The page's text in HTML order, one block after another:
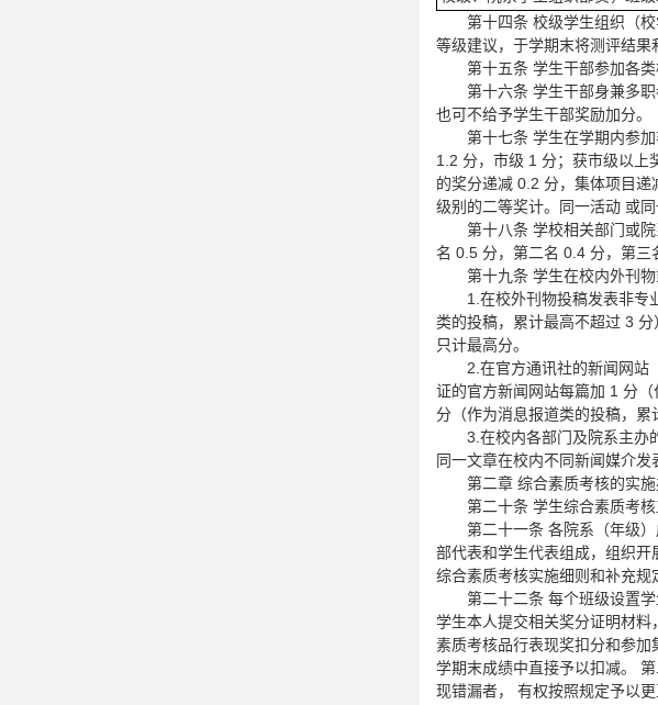
第十四条 校级学生组织（
等级建议，于学期末将测评结果
第十五条 学生干部参加各
第十六条 学生干部身兼多
也可不给予学生干部奖励加分。
第十七条 学生在学期内参
1.2 分，市级 1 分；获市级以上
的奖分递减 0.2 分，集体项目
级别的二等奖计。同一活动 或同
第十八条 学校相关部门或
名 0.5 分，第二名 0.4 分，第三
第十九条 学生在校内外刊
1.在校外刊物投稿发表非专
类的投稿，累计最高不超过 3
只计最高分。
2.在官方通讯社的新闻网站
证的官方新闻网站每篇加 1 分
分（作为消息报道类的投稿，累
3.在校内各部门及院系主办
同一文章在校内不同新闻媒介发
第二章 综合素质考核的实
第二十条 学生综合素质考
第二十一条 各院系（年级
部代表和学生代表组成，组织
综合素质考核实施细则和补充规
第二十二条 每个班级设置
学生本人提交相关奖分证明材
素质考核品行表现奖扣分和参
学期末成绩中直接予以扣减。
现错漏者， 有权按照规定予以更